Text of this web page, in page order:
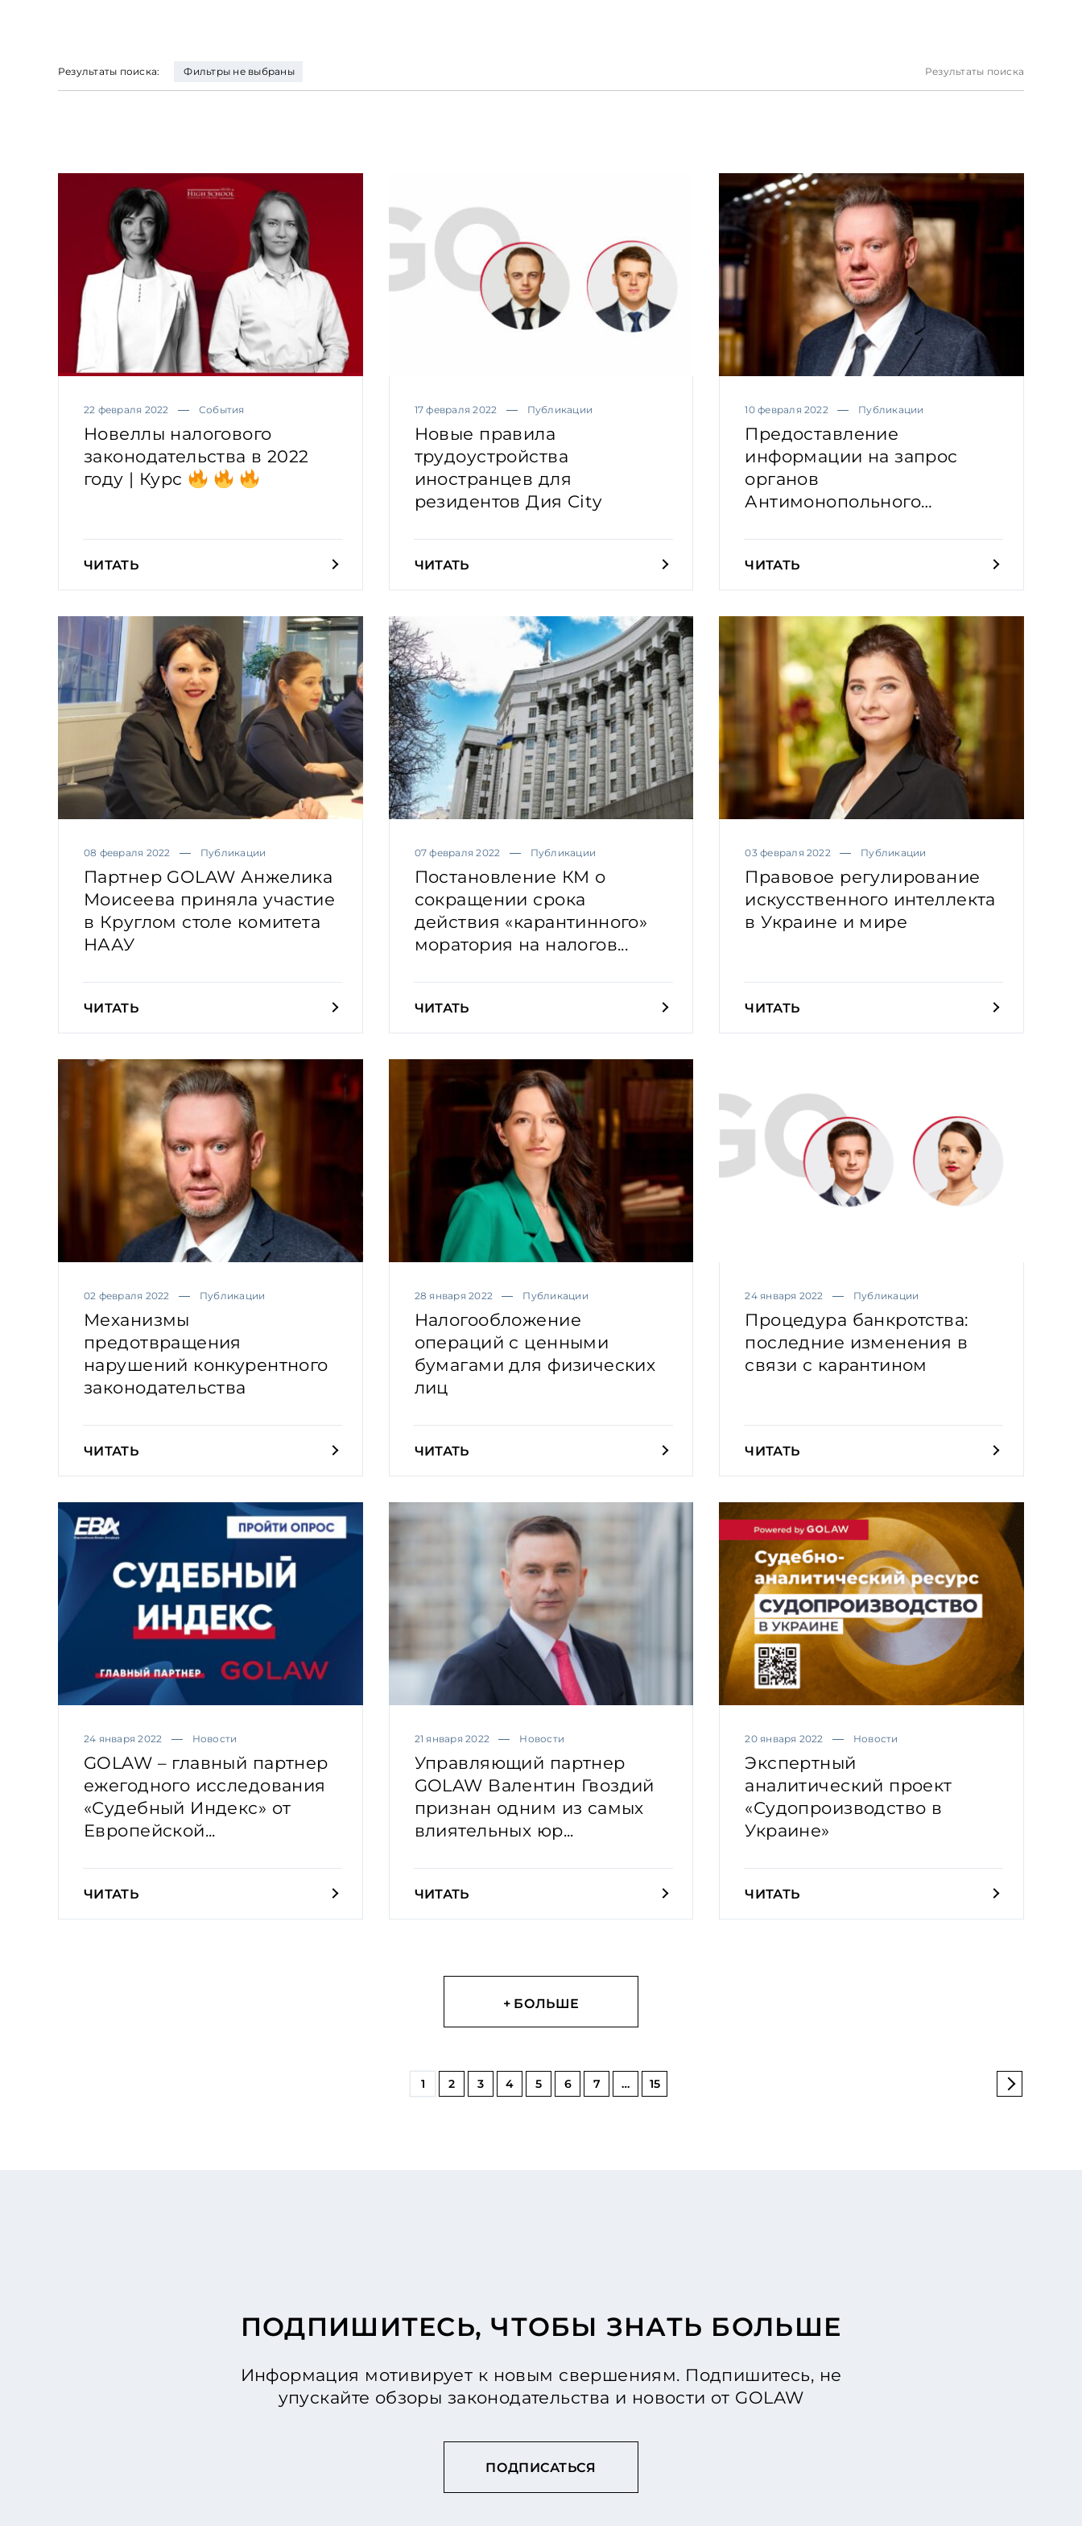
Результаты поиска: Фильтры не выбраны Результаты поиска
22 февраля 2022 События
Новеллы налогового
законодательства в 2022
году | Курс
ЧИТАТЬ
17 февраля 2022 Публикации
Новые правила
трудоустройства
иностранцев для
резидентов Дия Сity
ЧИТАТЬ
10 февраля 2022 Публикации
Предоставление
информации на запрос
органов
Антимонопольного
ЧИТАТЬ
08 февраля 2022 Публикации
Партнер GOLAW Анжелика
Моисеева приняла участие
в Круглом столе комитета
НААУ
ЧИТАТЬ
07 февраля 2022 Публикации
Постановление КМ о
сокращении срока
действия «карантинного»
моратория на налогов...
ЧИТАТЬ
03 февраля 2022 Публикации
Правовое регулирование
искусственного интеллекта
в Украине и мире
ЧИТАТЬ
02 февраля 2022 Публикации
Механизмы
предотвращения
нарушений конкурентного
законодательства
ЧИТАТЬ
28 января 2022 Публикации
Налогообложение
операций с ценными
бумагами для физических
лиц
ЧИТАТЬ
24 января 2022 Публикации
Процедура банкротства:
последние изменения в
связи с карантином
ЧИТАТЬ
24 января 2022 Новости
GOLAW – главный партнер
ежегодного исследования
«Судебный Индекс» от
Европейской...
ЧИТАТЬ
21 января 2022 Новости
Управляющий партнер
GOLAW Валентин Гвоздий
признан одним из самых
влиятельных юр...
ЧИТАТЬ
20 января 2022 Новости
Экспертный
аналитический проект
«Судопроизводство в
Украине»
ЧИТАТЬ
+ БОЛЬШЕ
1 2 3 4 5 6 7 … 15
ПОДПИШИТЕСЬ, ЧТОБЫ ЗНАТЬ БОЛЬШЕ
Информация мотивирует к новым свершениям. Подпишитесь, не
упускайте обзоры законодательства и новости от GOLAW
ПОДПИСАТЬСЯ